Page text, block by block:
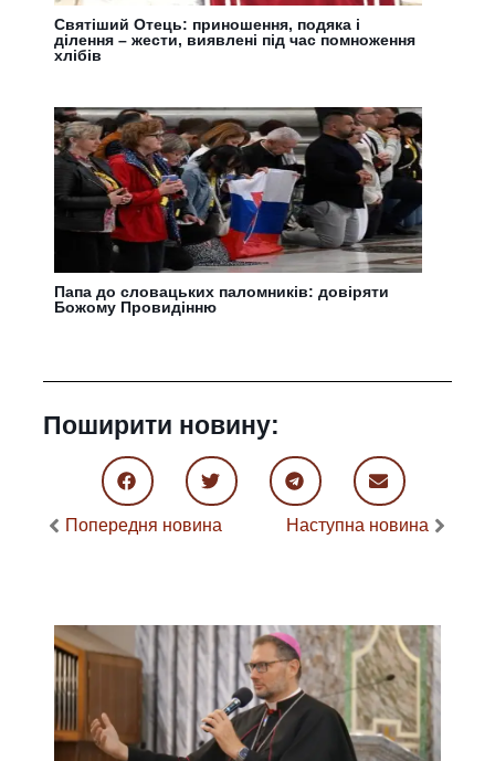
Святіший Отець: приношення, подяка і
ділення – жести, виявлені під час помноження
хлібів
Папа до словацьких паломників: довіряти
Божому Провидінню
Поширити новину:
Попередня новина Наступна новина